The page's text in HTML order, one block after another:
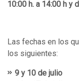
10:00 h. a 14:00 h y
Las fechas en los
los siguientes:
9 y 10 de julio